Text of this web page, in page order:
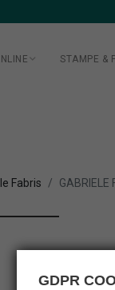
STAMPE &
Fabris GABRIELE
GDPR